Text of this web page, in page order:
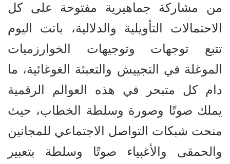
من مشاركة جماهيرية مفتوحة على كل
الاحتمالات التأويلية والدلالية، باتت اليوم
تتبع توجهات وتوجيهات الخوارزميات
الموغلة في التجييش والتعبئة الغوغائية، ما
دام كل متبحر في هذه العوالم الرقمية
يملك صوتًا وصورة وسلطة الخطاب، حيث
منحت شبكات التواصل الاجتماعي للمجانين
والحمقى والأغبياء صوتًا وسلطة بتعبير